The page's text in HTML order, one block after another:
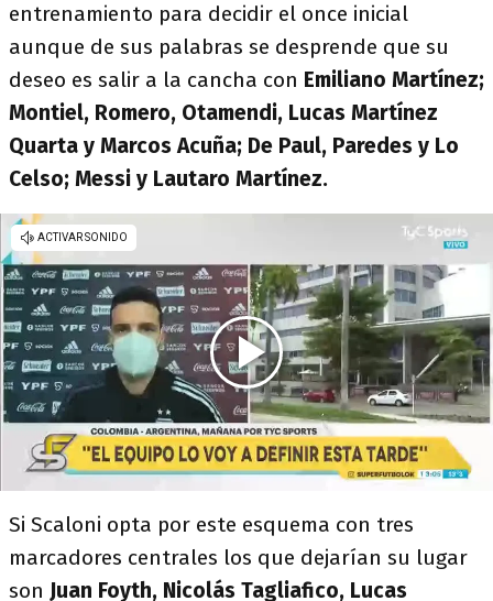
entrenamiento para decidir el once inicial
aunque de sus palabras se desprende que su
deseo es salir a la cancha con Emiliano Martínez;
Montiel, Romero, Otamendi, Lucas Martínez
Quarta y Marcos Acuña; De Paul, Paredes y Lo
Celso; Messi y Lautaro Martínez.
Si Scaloni opta por este esquema con tres
marcadores centrales los que dejarían su lugar
son Juan Foyth, Nicolás Tagliafico, Lucas